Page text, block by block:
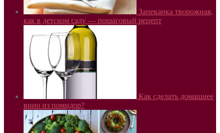
Запеканка творожная,
как в детском саду — пошаговый рецепт
Как сделать домашнее
вино из помидор?